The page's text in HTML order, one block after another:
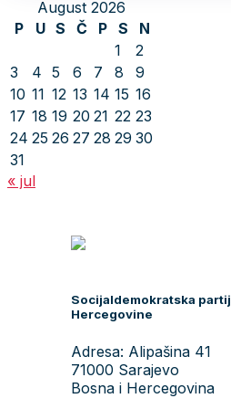
August 2026
P
U S Č P S
N
1
2
3
4 5 6 7 8
9
10 11 12 13 14 15 16
17 18 19 20 21 22 23
24 25 26 27 28 29 30
31
« jul
Socijaldemokratska
Hercegovine
Adresa: Alipašina 41
71000 Sarajevo
Bosna i Hercegovina